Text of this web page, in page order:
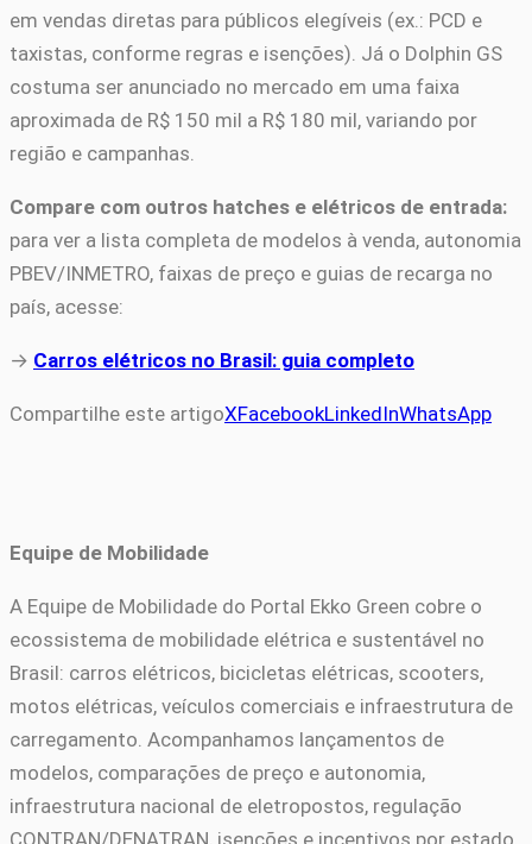
em vendas diretas para públicos elegíveis (ex.: PCD e
taxistas, conforme regras e isenções). Já o Dolphin GS
costuma ser anunciado no mercado em uma faixa
aproximada de R$ 150 mil a R$ 180 mil, variando por
região e campanhas.
Compare com outros hatches e elétricos de entrada:
para ver a lista completa de modelos à venda, autonomia
PBEV/INMETRO, faixas de preço e guias de recarga no
país, acesse:
→ Carros elétricos no Brasil: guia completo
Compartilhe este artigoXFacebookLinkedInWhatsApp
Equipe de Mobilidade
A Equipe de Mobilidade do Portal Ekko Green cobre o
ecossistema de mobilidade elétrica e sustentável no
Brasil: carros elétricos, bicicletas elétricas, scooters,
motos elétricas, veículos comerciais e infraestrutura de
carregamento. Acompanhamos lançamentos de
modelos, comparações de preço e autonomia,
infraestrutura nacional de eletropostos, regulação
CONTRAN/DENATRAN, isenções e incentivos por estado.